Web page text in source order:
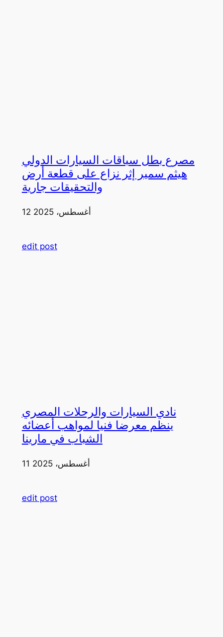
مصرع بطل سباقات السيارات الدولي
هيثم سمير إثر نزاع على قطعة أرض
والتحقيقات جارية
12 أغسطس، 2025
edit post
نادي السيارات والرحلات المصري
ينظم معرضا فنيا لمواهب أعضائه
الشباب في مارينا
11 أغسطس، 2025
edit post